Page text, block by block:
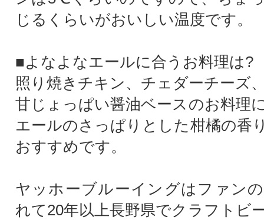
じるくらいがおいしい温度です。
■よなよなエールに合うお料理は?
照り焼きチキン、チェダーチーズ
甘じょっぱい醤油ベースのお料理
エールのさっぱりとした柑橘の香
おすすめです。
ヤッホーブルーイングはファン
れて20年以上長野県でクラフトビ